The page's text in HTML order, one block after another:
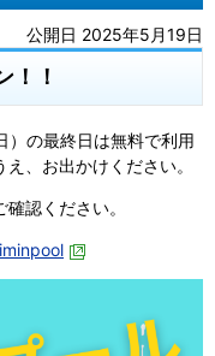
公開日 2025年5月19日
！！
の最終日は無料で利用
、お出かけください。
認ください。